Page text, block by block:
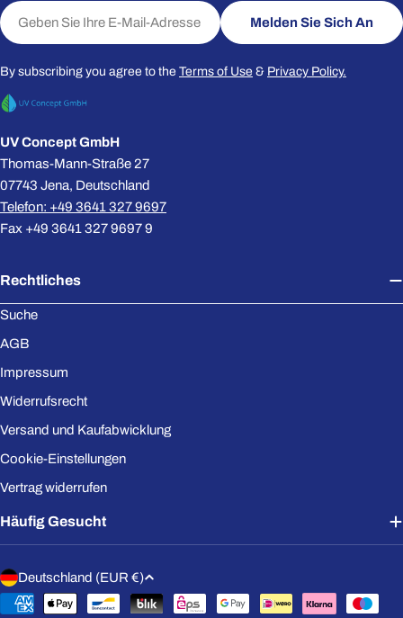
UV Concept GmbH
Thomas-Mann-Straße 27
07743 Jena, Deutschland
Telefon: +49 3641 327 9697
Fax +49 3641 327 9697 9
Rechtliches
Suche
AGB
Impressum
Widerrufsrecht
Versand und Kaufabwicklung
Cookie-Einstellungen
Vertrag widerrufen
Häufig Gesucht
E-
Mail
Melden Sie Sich An
By subscribing you agree to the Terms of Use & Privacy Policy.
L
a
Deutschland (EUR €)
Zahlungsmethoden